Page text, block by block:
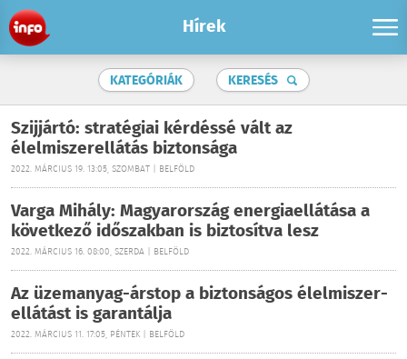
Hírek
KATEGÓRIÁK KERESÉS
Szijjártó: stratégiai kérdéssé vált az
élelmiszerellátás biztonsága
2022. MÁRCIUS 19. 13:05, SZOMBAT | BELFÖLD
Varga Mihály: Magyarország energiaellátása a
következő időszakban is biztosítva lesz
2022. MÁRCIUS 16. 08:00, SZERDA | BELFÖLD
Az üzemanyag-árstop a biztonságos élelmiszer-
ellátást is garantálja
2022. MÁRCIUS 11. 17:05, PÉNTEK | BELFÖLD